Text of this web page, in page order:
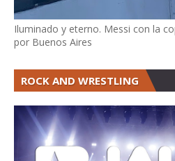
Iluminado y eterno. Messi con la
por Buenos Aires
ROCK AND WRESTLING